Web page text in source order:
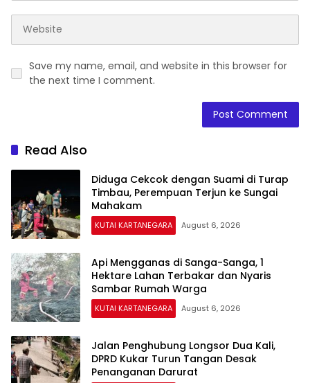
Save my name, email, and website in this browser for
the next time I comment.
Read Also
Diduga Cekcok dengan Suami di Turap
Timbau, Perempuan Terjun ke Sungai
Mahakam
KUTAI KARTANEGARA August 6, 2026
Api Mengganas di Sanga-Sanga, 1
Hektare Lahan Terbakar dan Nyaris
Sambar Rumah Warga
KUTAI KARTANEGARA August 6, 2026
Jalan Penghubung Longsor Dua Kali,
DPRD Kukar Turun Tangan Desak
Penanganan Darurat